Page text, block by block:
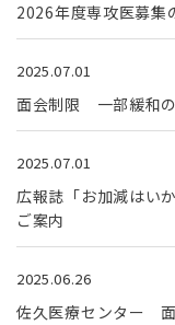
2026年度専攻医募集
2025.07.01
面会制限 一部緩和
2025.07.01
広報誌「お加減はい
ご案内
2025.06.26
佐久医療センター